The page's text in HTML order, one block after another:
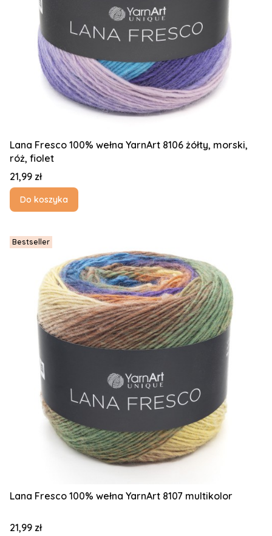
Lana Fresco 100% wełna YarnArt 8106 żółty, morski,
róż, fiolet
Cena
21,99 zł
Do koszyka
Bestseller
Lana Fresco 100% wełna YarnArt 8107 multikolor
Cena
21,99 zł